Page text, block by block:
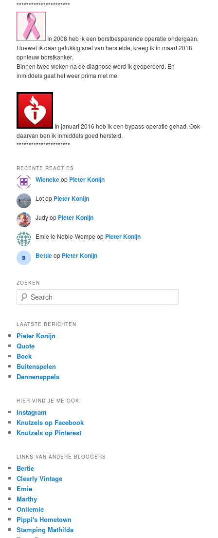
**********************
In 2008 heb ik een borstbesparende operatie ondergaan.
Hoewel ik daar gelukkig snel van herstelde, kreeg ik in maart 2018
opnieuw borstkanker.
Binnen twee weken na de diagnose werd ik geopereerd. En
inmiddels gaat het weer prima met me.
In januari 2016 heb ik een bypass-operatie gehad. Ook
daarvan ben ik inmiddels goed hersteld.
**********************
RECENTE REACTIES
Wienekeop Pieter Konijn
Lotop Pieter Konijn
Judyop Pieter Konijn
Emie le Noble-Wempe op Pieter Konijn
Bettieop Pieter Konijn
ZOEKEN
e
r
h
LAATSTE BERICHTEN
Pieter Konijn
Quote
Boek
Buitenspelen
Dennenappels
HIER VIND JE ME OOK:
Instagram
Knutzels op Facebook
Knutzels op Pinterest
LINKS VAN ANDERE BLOGGERS
Bertie
Clearly Vintage
Emie
Marthy
Onliemie
Pippi's Hometown
Stamping Mathilda